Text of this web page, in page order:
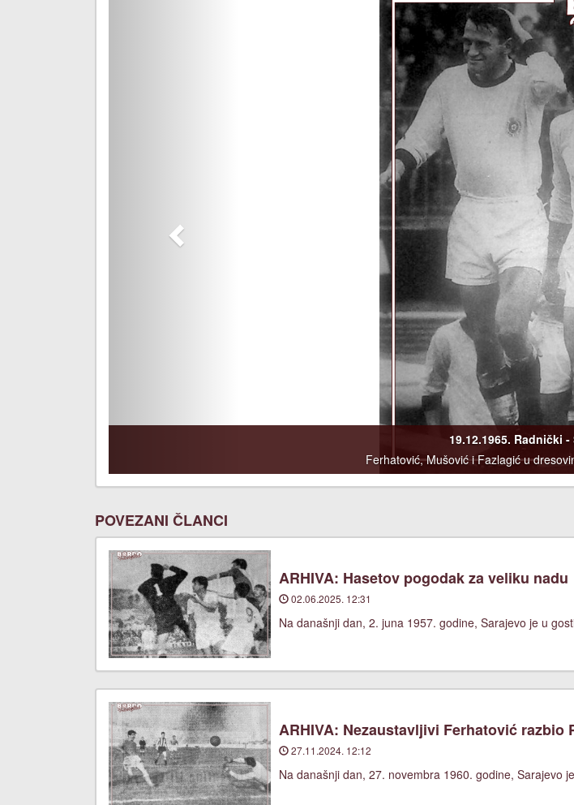
19.12.1965. Radnički
Ferhatović, Mušović i Fazlagić u
POVEZANI ČLANCI
ARHIVA: Hasetov pogodak za veliku nadu
02.06.2025. 12:31
Na današnji dan, 2. juna 1957. godine, Sarajevo je u
ARHIVA: Nezaustavljivi Ferhatović razbio
27.11.2024. 12:12
Na današnji dan, 27. novembra 1960. godine, Sarajevo